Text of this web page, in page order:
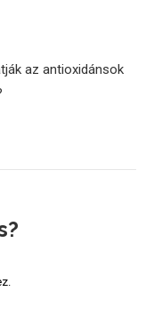
az antioxidánsok